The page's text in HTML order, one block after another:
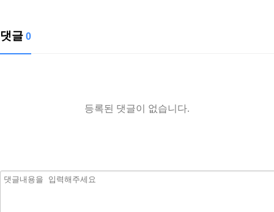
댓글 0
등록된 댓글이 없습니다.